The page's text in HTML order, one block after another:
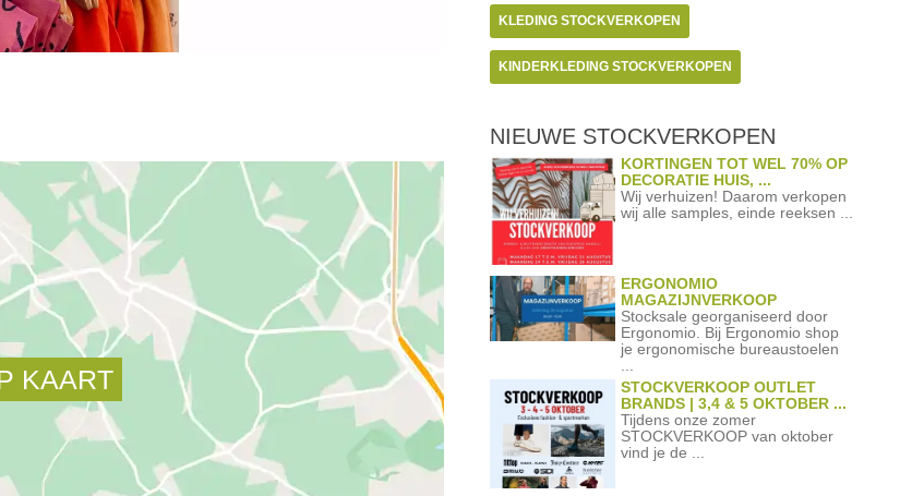
KLEDING STOCKVERKOPEN
KINDERKLEDING STOCKVERKOPEN
NIEUWE STOCKVERKOPEN
KORTINGEN TOT WEL 70% OP
DECORATIE HUIS, ...
Wij verhuizen! Daarom verkopen
wij alle samples, einde reeksen ...
ERGONOMIO
MAGAZIJNVERKOOP
Stocksale georganiseerd door
Ergonomio. Bij Ergonomio shop
je ergonomische bureaustoelen
STOCKVERKOOP OUTLET
BRANDS | 3,4 & 5 OKTOBER ...
Tijdens onze zomer
STOCKVERKOOP van oktober
vind je de ...